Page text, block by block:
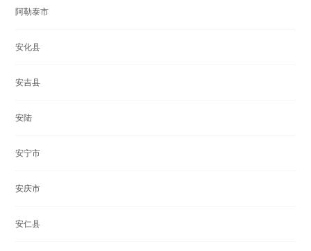
阿勒泰市
安化县
安吉县
安陆
安宁市
安庆市
安仁县